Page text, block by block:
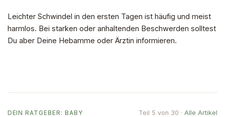
Leichter Schwindel in den ersten Tagen ist häufig und meist
harmlos. Bei starken oder anhaltenden Beschwerden solltest
Du aber Deine Hebamme oder Ärztin informieren.
DEIN RATGEBER: BABY Teil 5 von 30 ·Alle Artikel